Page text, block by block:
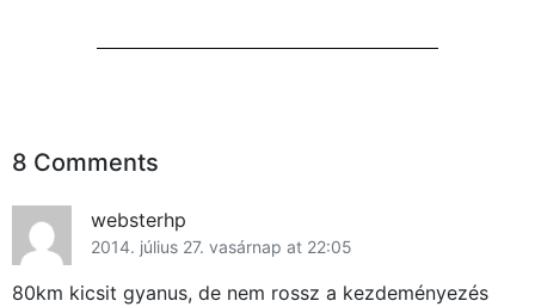
8 Comments
websterhp
2014. július 27. vasárnap at 22:05
80km kicsit gyanus, de nem rossz a kezdeményezés